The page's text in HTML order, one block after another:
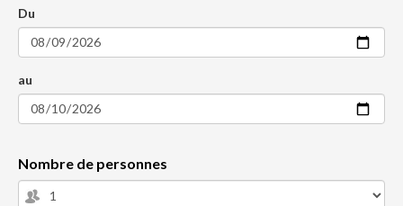
Du
au
Nombre de personnes